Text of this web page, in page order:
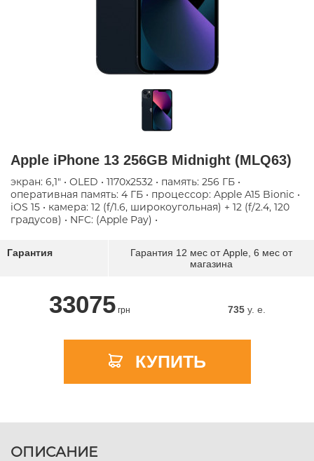
Apple iPhone 13 256GB Midnight (MLQ63)
экран: 6,1" • OLED • 1170x2532 • память: 256 ГБ •
оперативная память: 4 ГБ • процессор: Apple A15 Bionic •
iOS 15 • камера: 12 (f/1.6, широкоугольная) + 12 (f/2.4, 120
градусов) • NFC: (Apple Pay) •
Гарантия
Гарантия 12 мес от Apple, 6 мес от
магазина
33075грн 735y. e.
КУПИТЬ
ОПИСАНИЕ